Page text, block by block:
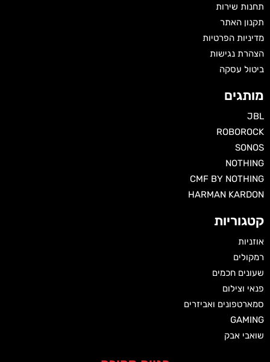
תחנות שירות
תקנון האתר
מדיניות הפרטיות
הצהרת נגישות
ביטול עסקה
מותגים
JBL
ROBOROCK
SONOS
NOTHING
CMF BY NOTHING
HARMAN KARDON‏
קטגוריות
אוזניות
רמקולים
שעונים חכמים
פנאי וצילום
סמארטפונים ואביזרים
GAMING
שואבי אבק